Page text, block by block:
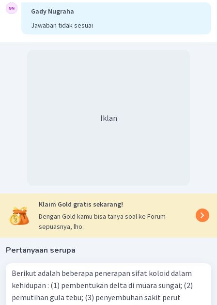
Gady Nugraha
Jawaban tidak sesuai
Iklan
Klaim Gold gratis sekarang!
Dengan Gold kamu bisa tanya soal ke Forum
sepuasnya, lho.
Pertanyaan serupa
Berikut adalah beberapa penerapan sifat koloid dalam
kehidupan : (1) pembentukan delta di muara sungai; (2)
pemutihan gula tebu; (3) penyembuhan sakit perut